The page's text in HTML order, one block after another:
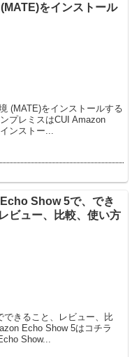
をインストール
(MATE)をインストールする
プレミスはCUI Amazon
Linux 2をVirtualBoxに入れてみた。 ・ インストー...
Show 5で、でき
ビュー、比較、使い方
きること、レビュー、比
Show...